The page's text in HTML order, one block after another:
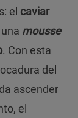
el caviar
mousse
. Con esta
del
ascender
el